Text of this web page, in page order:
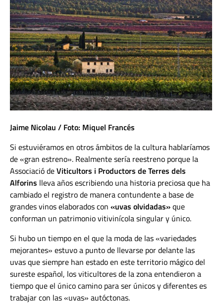
Jaime Nicolau / Foto: Miquel Francés
Si estuviéramos en otros ámbitos de la cultura hablaríamos
de «gran estreno». Realmente sería reestreno porque la
Associació deViticultors i Productors de Terres dels
Alforins lleva años escribiendo una historia preciosa que ha
cambiado el registro de manera contundente a base de
grandes vinos elaborados con «uvas olvidadas»que
conforman un patrimonio vitivinícola singular y único.
Si hubo un tiempo en el que la moda de las «variedades
mejorantes» estuvo a punto de llevarse por delante las
uvas que siempre han estado en este territorio mágico del
sureste español, los viticultores de la zona entendieron a
tiempo que el único camino para ser únicos y diferentes es
trabajar con las «uvas» autóctonas.